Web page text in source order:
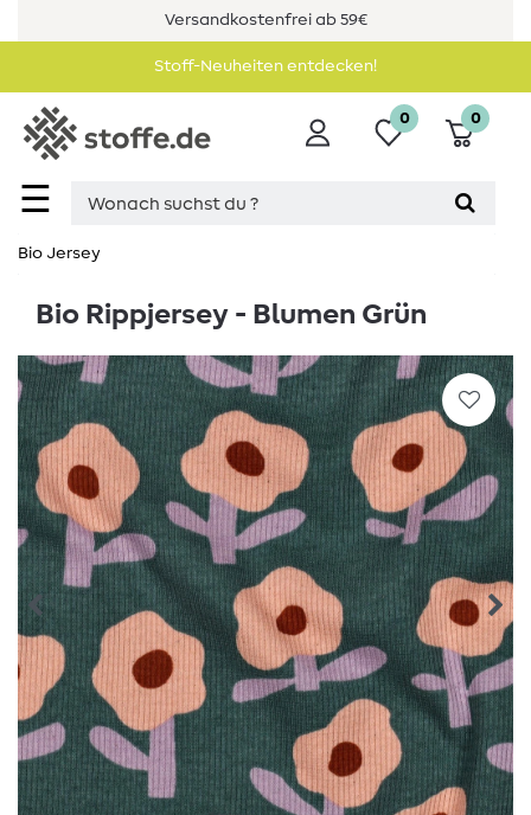
Versandkostenfrei ab 59€
Stoff-Neuheiten entdecken!
☰
0 0
Bio Jersey
Bio Rippjersey - Blumen Grün